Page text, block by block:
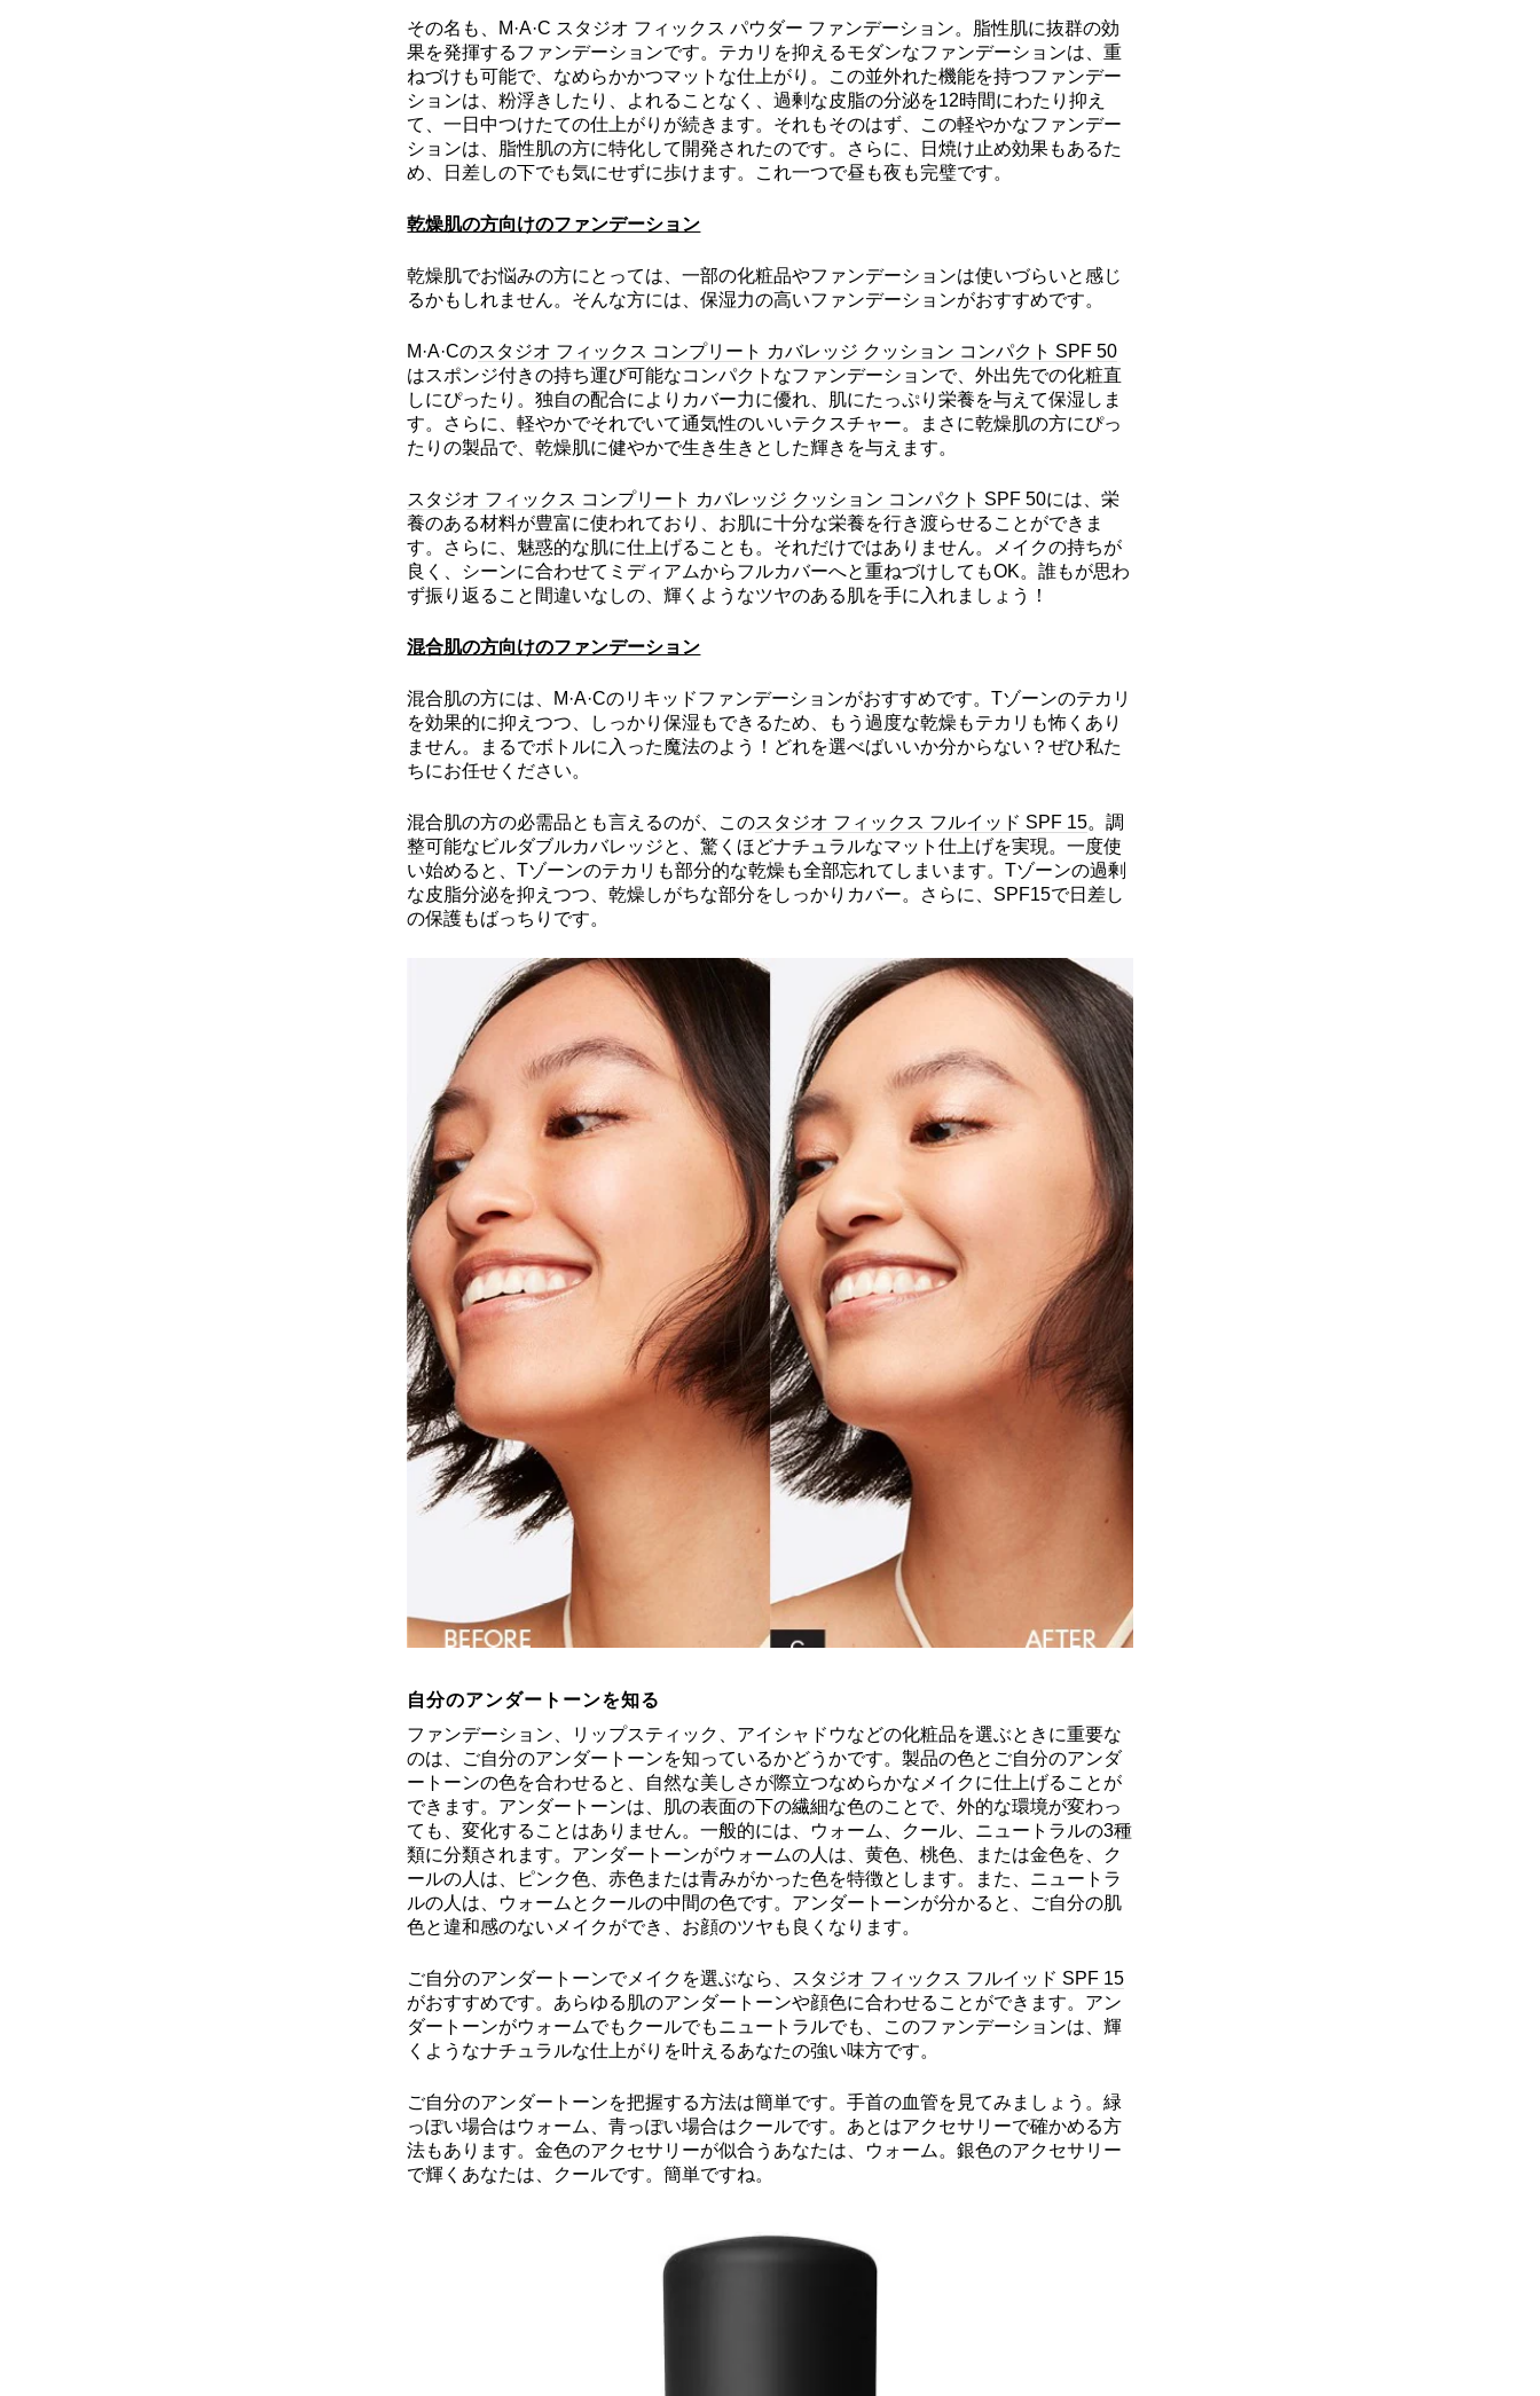
その名も、M·A·C スタジオ フィックス パウダー ファンデーション。脂性肌に抜群の効
果を発揮するファンデーションです。テカリを抑えるモダンなファンデーションは、重
ねづけも可能で、なめらかかつマットな仕上がり。この並外れた機能を持つファンデー
ションは、粉浮きしたり、よれることなく、過剰な皮脂の分泌を12時間にわたり抑え
て、一日中つけたての仕上がりが続きます。それもそのはず、この軽やかなファンデー
ションは、脂性肌の方に特化して開発されたのです。さらに、日焼け止め効果もあるた
め、日差しの下でも気にせずに歩けます。これ一つで昼も夜も完璧です。
乾燥肌の方向けのファンデーション
乾燥肌でお悩みの方にとっては、一部の化粧品やファンデーションは使いづらいと感じ
るかもしれません。そんな方には、保湿力の高いファンデーションがおすすめです。
M·A·Cのスタジオ フィックス コンプリート カバレッジ クッション コンパクト SPF 50
はスポンジ付きの持ち運び可能なコンパクトなファンデーションで、外出先での化粧直
しにぴったり。独自の配合によりカバー力に優れ、肌にたっぷり栄養を与えて保湿しま
す。さらに、軽やかでそれでいて通気性のいいテクスチャー。まさに乾燥肌の方にぴっ
たりの製品で、乾燥肌に健やかで生き生きとした輝きを与えます。
スタジオ フィックス コンプリート カバレッジ クッション コンパクト SPF 50には、栄
養のある材料が豊富に使われており、お肌に十分な栄養を行き渡らせることができま
す。さらに、魅惑的な肌に仕上げることも。それだけではありません。メイクの持ちが
良く、シーンに合わせてミディアムからフルカバーへと重ねづけしてもOK。誰もが思わ
ず振り返ること間違いなしの、輝くようなツヤのある肌を手に入れましょう！
混合肌の方向けのファンデーション
混合肌の方には、M·A·Cのリキッドファンデーションがおすすめです。Tゾーンのテカリ
を効果的に抑えつつ、しっかり保湿もできるため、もう過度な乾燥もテカリも怖くあり
ません。まるでボトルに入った魔法のよう！どれを選べばいいか分からない？ぜひ私た
ちにお任せください。
混合肌の方の必需品とも言えるのが、このスタジオ フィックス フルイッド SPF 15。調
整可能なビルダブルカバレッジと、驚くほどナチュラルなマット仕上げを実現。一度使
い始めると、Tゾーンのテカリも部分的な乾燥も全部忘れてしまいます。Tゾーンの過剰
な皮脂分泌を抑えつつ、乾燥しがちな部分をしっかりカバー。さらに、SPF15で日差し
の保護もばっちりです。
自分のアンダートーンを知る
ファンデーション、リップスティック、アイシャドウなどの化粧品を選ぶときに重要な
のは、ご自分のアンダートーンを知っているかどうかです。製品の色とご自分のアンダ
ートーンの色を合わせると、自然な美しさが際立つなめらかなメイクに仕上げることが
できます。アンダートーンは、肌の表面の下の繊細な色のことで、外的な環境が変わっ
ても、変化することはありません。一般的には、ウォーム、クール、ニュートラルの3種
類に分類されます。アンダートーンがウォームの人は、黄色、桃色、または金色を、ク
ールの人は、ピンク色、赤色または青みがかった色を特徴とします。また、ニュートラ
ルの人は、ウォームとクールの中間の色です。アンダートーンが分かると、ご自分の肌
色と違和感のないメイクができ、お顔のツヤも良くなります。
ご自分のアンダートーンでメイクを選ぶなら、 スタジオ フィックス フルイッド SPF 15
がおすすめです。あらゆる肌のアンダートーンや顔色に合わせることができます。アン
ダートーンがウォームでもクールでもニュートラルでも、このファンデーションは、輝
くようなナチュラルな仕上がりを叶えるあなたの強い味方です。
ご自分のアンダートーンを把握する方法は簡単です。手首の血管を見てみましょう。緑
っぽい場合はウォーム、青っぽい場合はクールです。あとはアクセサリーで確かめる方
法もあります。金色のアクセサリーが似合うあなたは、ウォーム。銀色のアクセサリー
で輝くあなたは、クールです。簡単ですね。